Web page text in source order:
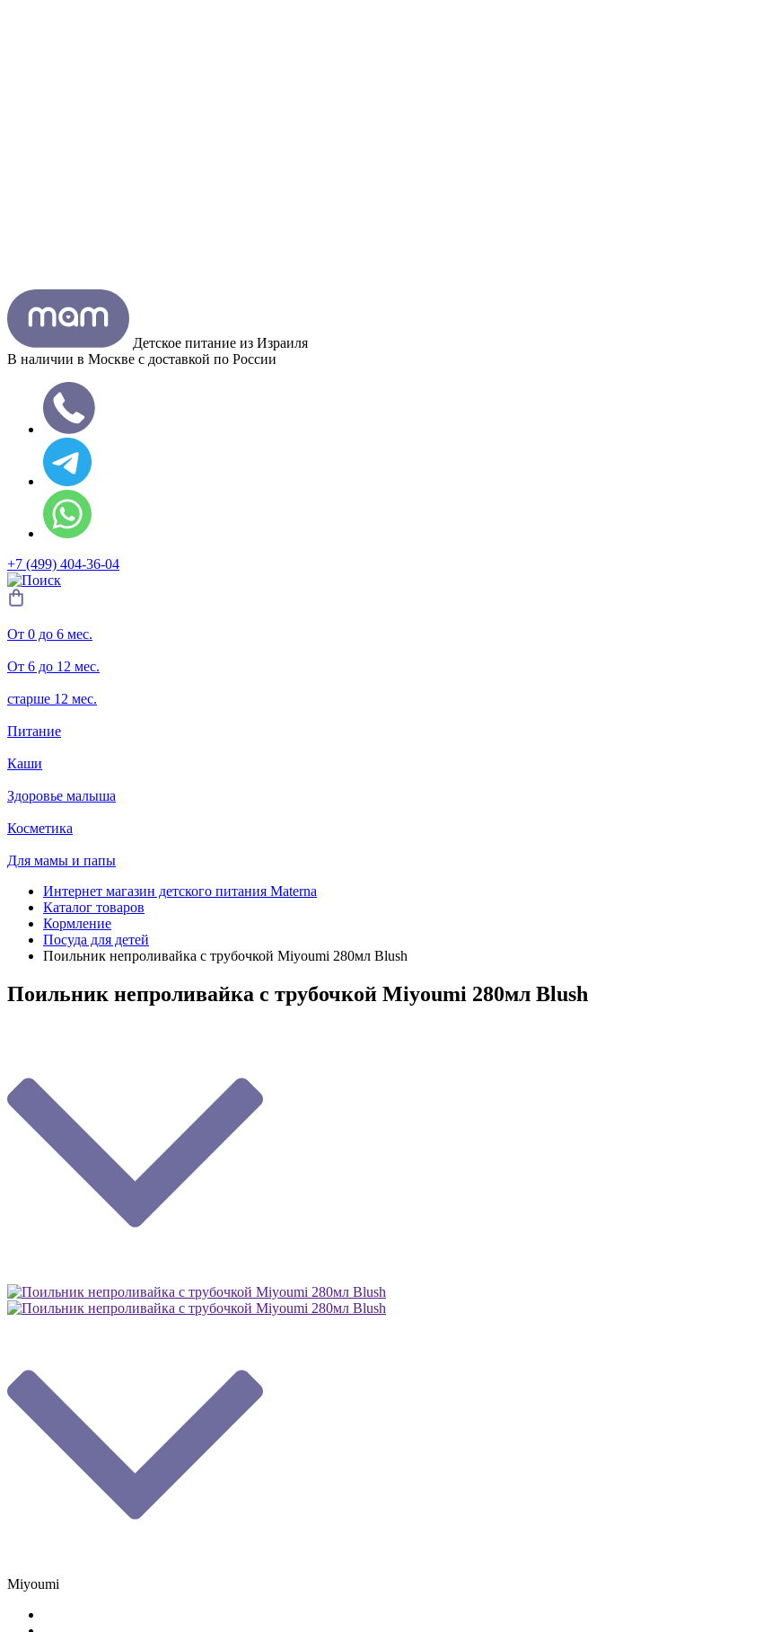
Детское питание из Израиля
В наличии в Москве с доставкой по России
+7 (499) 404-36-04
От 0 до 6 мес.
От 6 до 12 мес.
старше 12 мес.
Питание
Каши
Здоровье малыша
Косметика
Для мамы и папы
Интернет магазин детского питания Materna
Каталог товаров
Кормление
Посуда для детей
Поильник непроливайка с трубочкой Мiyoumi 280мл Blush
Поильник непроливайка с трубочкой Мiyoumi 280мл Blush
Miyoumi